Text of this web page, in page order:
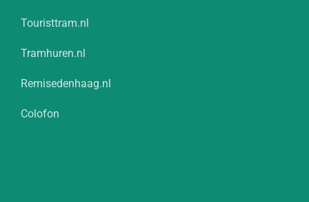
Touristtram.nl
Tramhuren.nl
Remisedenhaag.nl
Colofon